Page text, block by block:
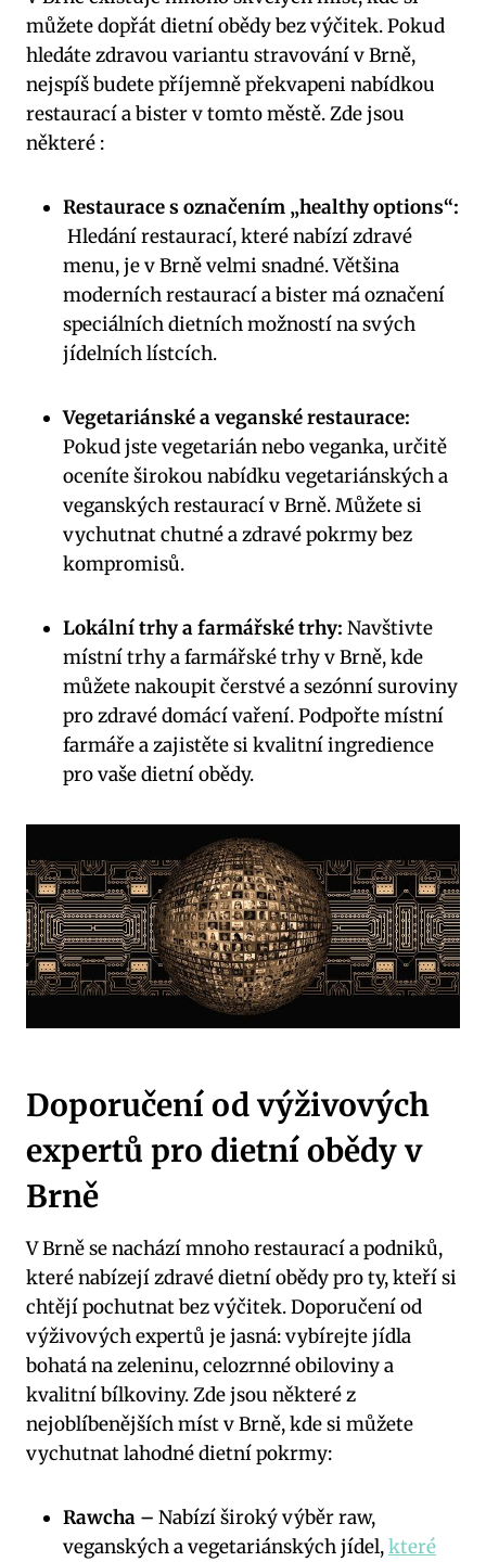
můžete dopřát dietní‌ obědy bez výčitek. ‍Pokud
hledáte zdravou​ variantu stravování v Brně,
nejspíš budete​ příjemně překvapeni nabídkou
restaurací a bister v tomto městě. Zde jsou
některé :
Restaurace‍ s označením⁣ „healthy‌ options“:
⁣ Hledání restaurací, které​ nabízí⁤ zdravé
menu, je v Brně velmi snadné. Většina ​
moderních restaurací a⁢ bister má označení
speciálních⁢ dietních ⁣možností⁢ na svých
jídelních lístcích.
Vegetariánské a veganské⁤ restaurace:
Pokud jste vegetarián nebo veganka, určitě⁢
oceníte širokou nabídku vegetariánských a
veganských restaurací v Brně. Můžete si
vychutnat ‍chutné a ‌zdravé⁤ pokrmy ⁣bez
kompromisů.
Lokální trhy a farmářské trhy: Navštivte
místní trhy a ‌farmářské trhy v Brně, kde⁣
můžete nakoupit čerstvé a ⁣sezónní suroviny
pro zdravé domácí vaření. Podpořte místní
farmáře a zajistěte si ‍kvalitní ingredience
pro vaše dietní‌ obědy.
Doporučení od výživových
expertů pro dietní⁢ obědy v
Brně
V Brně se nachází mnoho restaurací a‌ podniků,
které nabízejí zdravé dietní obědy pro ty, kteří si
chtějí pochutnat bez výčitek. Doporučení od⁤
výživových ⁣expertů je jasná: vybírejte⁢ jídla
bohatá na zeleninu, celozrnné ⁣obiloviny a
kvalitní bílkoviny.‍ Zde jsou některé z
nejoblíbenějších míst v Brně, kde⁤ si můžete‌
vychutnat lahodné dietní pokrmy:
Rawcha – Nabízí široký výběr raw,
veganských⁢ a ‍vegetariánských jídel,které